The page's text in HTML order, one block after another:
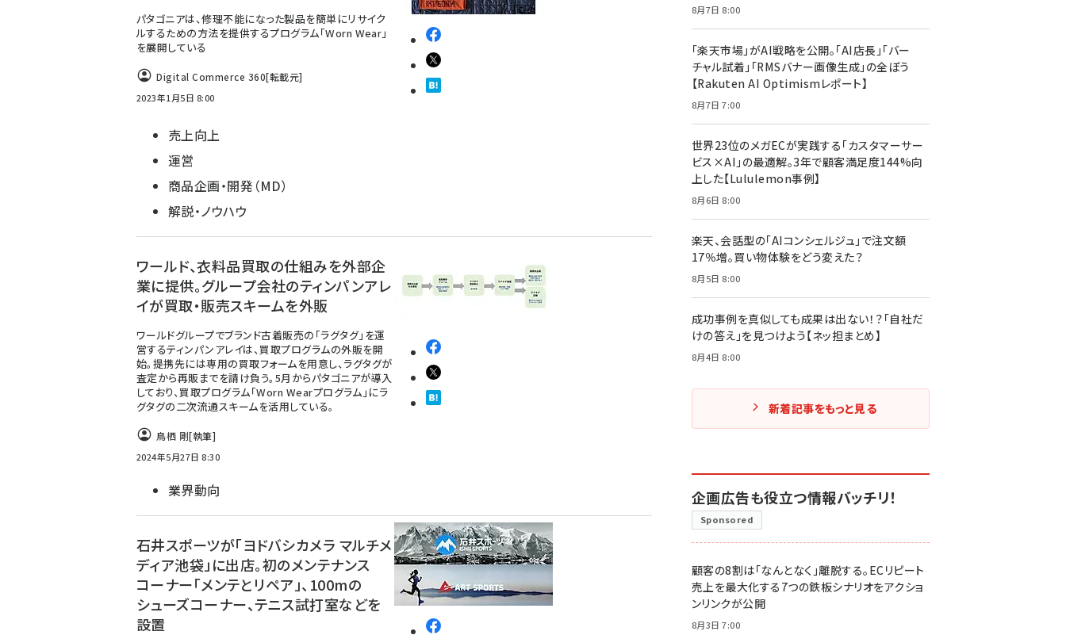
パタゴニアは、修理不能になった製品を簡単にリサイク
ルするための方法を提供するプログラム「Worn Wear」
を展開している
Digital Commerce 360[転載元]
2023年1月5日 8:00
売上向上
運営
商品企画・開発（MD）
解説・ノウハウ
ワールド、衣料品買取の仕組みを外部企
業に提供。グループ会社のティンパンアレ
イが買取・販売スキームを外販
ワールドグループでブランド古着販売の「ラグタグ」を運
営するティンパンアレイは、買取プログラムの外販を開
始。提携先には専用の買取フォームを用意し、ラグタグが
査定から再販までを請け負う。5月からパタゴニアが導入
しており、買取プログラム「Worn Wearプログラム」にラ
グタグの二次流通スキームを活用している。
鳥栖 剛[執筆]
2024年5月27日 8:30
業界動向
石井スポーツが「ヨドバシカメラ マルチメ
ディア池袋」に出店。初のメンテナンス
コーナー「メンテとリペア」、100mの
シューズコーナー、テニス試打室などを
設置
8月7日 8:00
「楽天市場」がAI戦略を公開。「AI店長」「バー
チャル試着」「RMSバナー画像生成」の全ぼう
【Rakuten AI Optimismレポート】
8月7日 7:00
世界23位のメガECが実践する「カスタマーサー
ビス×AI」の最適解。3年で顧客満足度144%向
上した【Lululemon事例】
8月6日 8:00
楽天、会話型の「AIコンシェルジュ」で注文額
17％増。買い物体験をどう変えた？
8月5日 8:00
成功事例を真似しても成果は出ない！？「自社だ
けの答え」を見つけよう【ネッ担まとめ】
8月4日 8:00
新着記事をもっと見る
企画広告も役立つ情報バッチリ！
Sponsored
顧客の8割は「なんとなく」離脱する。ECリピート
売上を最大化する7つの鉄板シナリオをアクショ
ンリンクが公開
8月3日 7:00